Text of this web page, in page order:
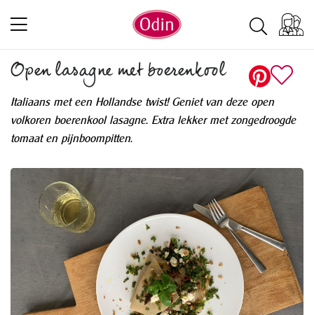
Open lasagne met boerenkool
Italiaans met een Hollandse twist! Geniet van deze open
volkoren boerenkool lasagne. Extra lekker met zongedroogde
tomaat en pijnboompitten.